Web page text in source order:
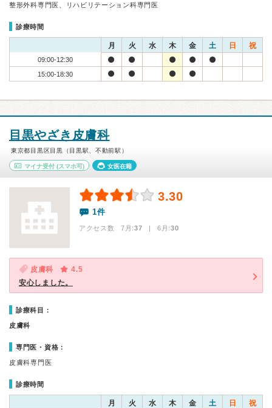
整形外科専門医、リハビリテーション科専門医
診療時間
月 火 水 木 金 土 日 祝
09:00-12:30
15:00-18:30
目黒やざき皮膚科
東京都目黒区目黒（目黒駅、不動前駅）
マイナ受付 (スマホ可) 女医在籍
3.30
1件
アクセス数 7月:37 | 6月:30
皮膚科
4.5
安心しました。
診療科目：
皮膚科
専門医・資格：
皮膚科専門医
診療時間
月 火 水 木 金 土 日 祝